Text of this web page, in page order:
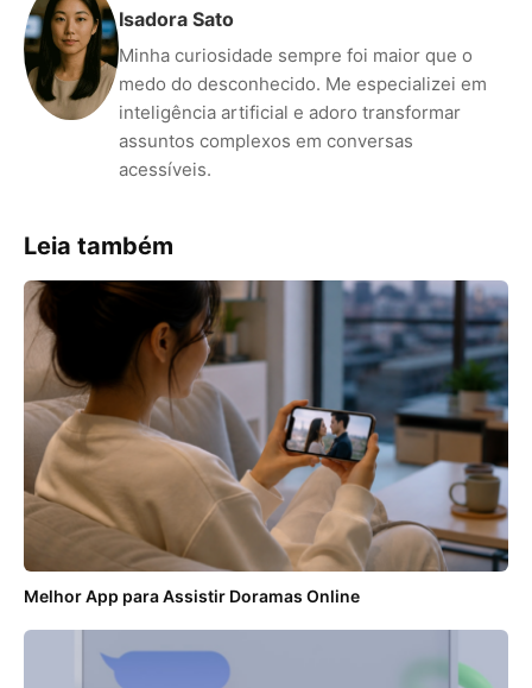
Isadora Sato
Minha curiosidade sempre foi maior que o
medo do desconhecido. Me especializei em
inteligência artificial e adoro transformar
assuntos complexos em conversas
acessíveis.
Leia também
Melhor App para Assistir Doramas Online